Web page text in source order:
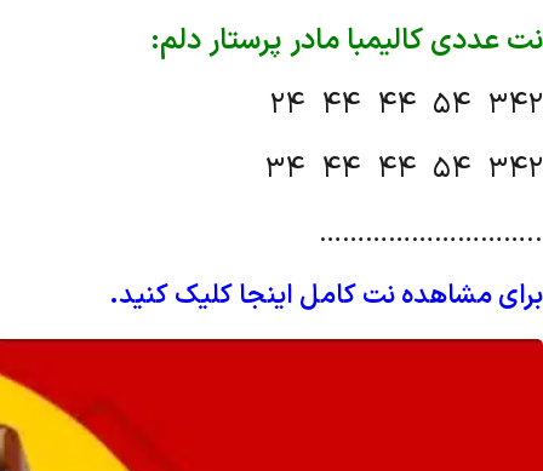
نت عددی کالیمبا مادر پرستار دلم:
24 44 44 54 342
34 44 44 54 342
………………………..
برای مشاهده نت کامل اینجا کلیک کنید.